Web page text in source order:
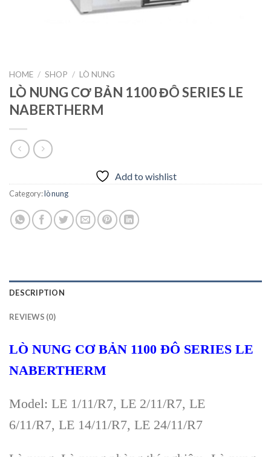
HOME / SHOP / LÒ NUNG
LÒ NUNG CƠ BẢN 1100 ĐÔ SERIES LE
NABERTHERM
Add to wishlist
Category:lò nung
DESCRIPTION
REVIEWS (0)
LÒ NUNG CƠ BẢN 1100 ĐÔ SERIES LE
NABERTHERM
Model: LE 1/11/R7, LE 2/11/R7, LE
6/11/R7, LE 14/11/R7, LE 24/11/R7